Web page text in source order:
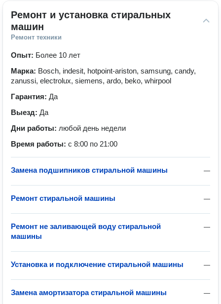
Ремонт и установка стиральных
машин
Ремонт техники
Опыт: Более 10 лет
Марка: Bosch, indesit, hotpoint-ariston, samsung, candy,
zanussi, electrolux, siemens, ardo, beko, whirpool
Гарантия: Да
Выезд: Да
Дни работы: любой день недели
Время работы: с 8:00 по 21:00
—
Замена подшипников стиральной машины
—
Ремонт стиральной машины
—
Ремонт не заливающей воду стиральной
машины
—
Установка и подключение стиральной машины
—
Замена амортизатора стиральной машины